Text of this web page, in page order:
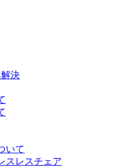
決
いて
スレスチェア